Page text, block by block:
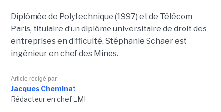
Diplômée de Polytechnique (1997) et de Télécom
Paris, titulaire d’un diplôme universitaire de droit des
entreprises en difficulté, Stéphanie Schaer est
ingénieur en chef des Mines.
Article rédigé par
Jacques Cheminat
Rédacteur en chef LMI